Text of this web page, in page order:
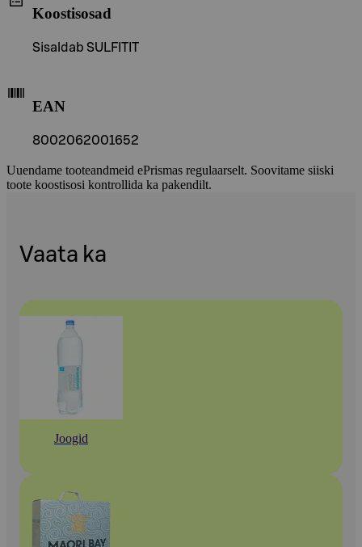
Koostisosad
Sisaldab SULFITIT
EAN
8002062001652
Uuendame tooteandmeid ePrismas regulaarselt. Soovitame siiski
toote koostisosi kontrollida ka pakendilt.
Vaata ka
Joogid